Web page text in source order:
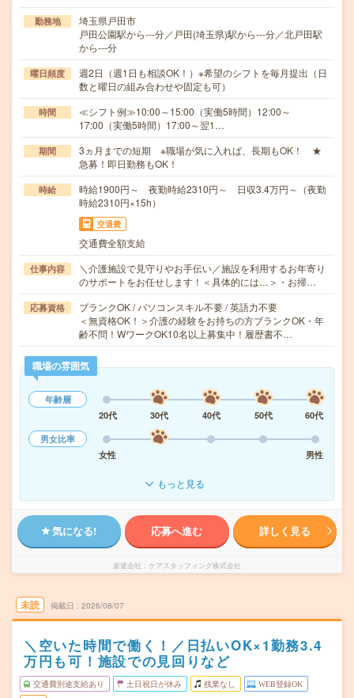
勤務地
埼玉県戸田市
戸田公園駅から---分／戸田(埼玉県)駅から---分／北戸田駅
から---分
曜日頻度
週2日（週1日も相談OK！）※希望のシフトを毎月提出（日
数と曜日の組み合わせや固定も可）
時間
≪シフト例≫10:00～15:00（実働5時間）12:00～
17:00（実働5時間）17:00～翌1…
期間
3ヵ月までの短期 ※職場が気に入れば、長期もOK！ ★
急募！即日勤務もOK！
時給
時給1900円～ 夜勤時給2310円～ 日収3.4万円～（夜勤
時給2310円×15h）
交通費
交通費全額支給
仕事内容
＼介護施設で見守りやお手伝い／施設を利用するお年寄り
のサポートをお任せします！＜具体的には…＞・お掃…
応募資格
ブランクOK / パソコンスキル不要 / 英語力不要
＜無資格OK！＞介護の経験をお持ちの方ブランクOK・年
齢不問！WワークOK10名以上募集中！履歴書不…
職場の雰囲気
年齢層
20代
30代 40代 50代
60代
男女比率
女性
男性
もっと見る
気になる! 応募へ進む 詳しく見る
派遣会社 ケアスタッフィング株式会社
未読 掲載日 2026/08/07
＼空いた時間で働く！／日払いOK×1勤務3.4
万円も可！施設での見回りなど
交通費別途支給あり 土日祝日が休み 残業なし WEB登録OK